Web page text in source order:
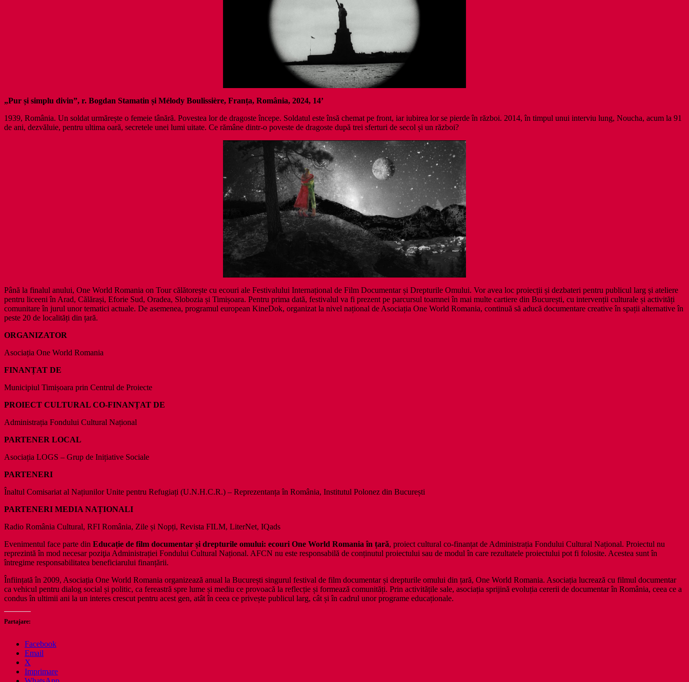
„Pur și simplu divin”, r. Bogdan Stamatin și Mélody Boulissière, Franța, România, 2024, 14’
1939, România. Un soldat urmărește o femeie tânără. Povestea lor de dragoste începe. Soldatul este însă chemat pe front, iar iubirea lor se pierde în război. 2014, în timpul unui interviu lung, Noucha, acum la 91
de ani, dezvăluie, pentru ultima oară, secretele unei lumi uitate. Ce rămâne dintr-o poveste de dragoste după trei sferturi de secol și un război?
Până la finalul anului, One World Romania on Tour călătorește cu ecouri ale Festivalului Internațional de Film Documentar și Drepturile Omului. Vor avea loc proiecții și dezbateri pentru publicul larg și ateliere
pentru liceeni în Arad, Călărași, Eforie Sud, Oradea, Slobozia și Timișoara. Pentru prima dată, festivalul va fi prezent pe parcursul toamnei în mai multe cartiere din București, cu intervenții culturale și activități
comunitare în jurul unor tematici actuale. De asemenea, programul european KineDok, organizat la nivel național de Asociația One World Romania, continuă să aducă documentare creative în spații alternative în
peste 20 de localități din țară.
ORGANIZATOR
Asociația One World Romania
FINANȚAT DE
Municipiul Timișoara prin Centrul de Proiecte
PROIECT CULTURAL CO-FINANȚAT DE
Administrația Fondului Cultural Național
PARTENER LOCAL
Asociația LOGS – Grup de Inițiative Sociale
PARTENERI
Înaltul Comisariat al Națiunilor Unite pentru Refugiați (U.N.H.C.R.) – Reprezentanța în România, Institutul Polonez din București
PARTENERI MEDIA NAȚIONALI
Radio România Cultural, RFI România, Zile și Nopți, Revista FILM, LiterNet, IQads
Evenimentul face parte din Educație de film documentar și drepturile omului: ecouri One World Romania în țară, proiect cultural co-finanțat de Administrația Fondului Cultural Național. Proiectul nu
reprezintă în mod necesar poziţia Administrației Fondului Cultural Național. AFCN nu este responsabilă de conținutul proiectului sau de modul în care rezultatele proiectului pot fi folosite. Acestea sunt în
întregime responsabilitatea beneficiarului finanțării.
Înființată în 2009, Asociația One World Romania organizează anual la București singurul festival de film documentar și drepturile omului din țară, One World Romania. Asociația lucrează cu filmul documentar
ca vehicul pentru dialog social și politic, ca fereastră spre lume și mediu ce provoacă la reflecție și formează comunități. Prin activitățile sale, asociația sprijină evoluția cererii de documentar în România, ceea ce a
condus în ultimii ani la un interes crescut pentru acest gen, atât în ceea ce privește publicul larg, cât și în cadrul unor programe educaționale.
Partajare:
Facebook
Email
X
Imprimare